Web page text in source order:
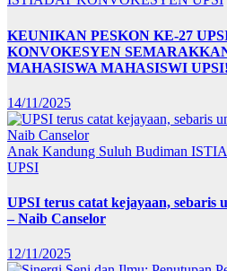
KEUNIKAN PESKON KE-27
KONVOKESYEN
MAHASISWA MAHASISWI UPSI!
14/11/2025
Anak Kandung Suluh Budiman
UPSI
UPSI terus catat kejayaan, sebaris
– Naib Canselor
12/11/2025